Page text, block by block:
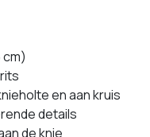
en aan kruis
details
de knie